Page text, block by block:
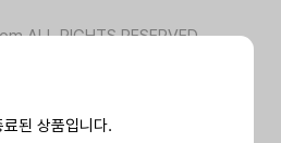
료된 상품입니다.
ALL RIGHTS RESERVED